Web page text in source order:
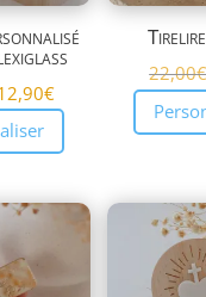
€Plage
prix :
12,90€
22,00€